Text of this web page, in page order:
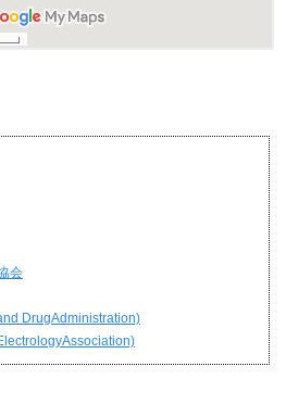
会
DrugAdministration)